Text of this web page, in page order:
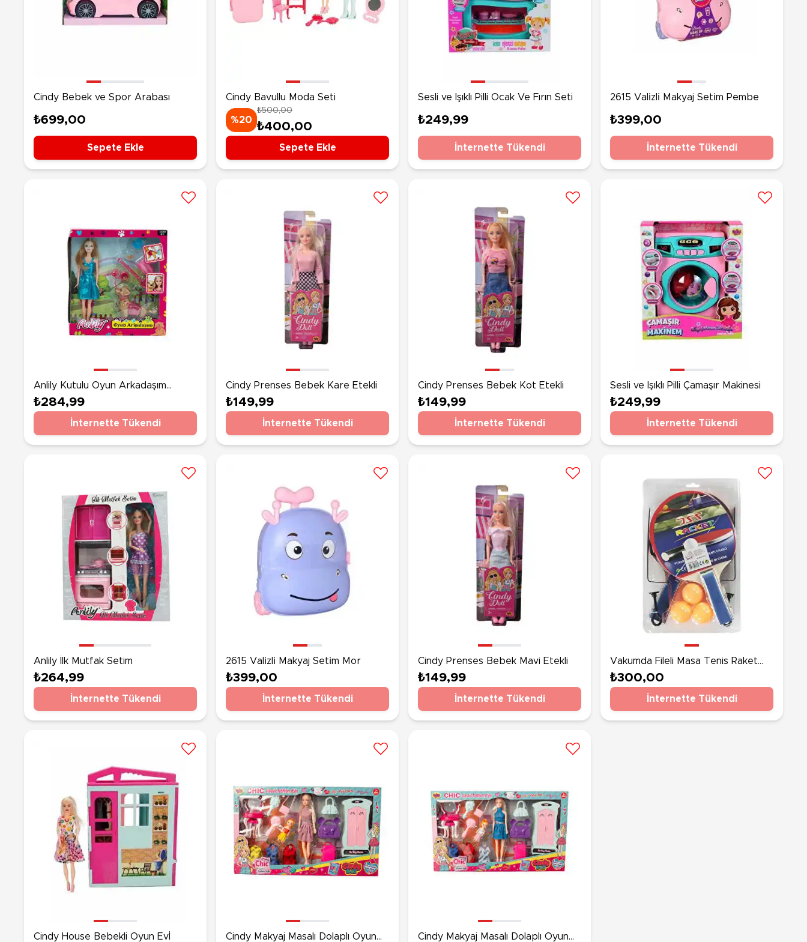
Cindy Bebek ve Spor Arabası
₺699,00
Sepete Ekle
Cindy Bavullu Moda Seti
%20
₺500,00
₺400,00
Sepete Ekle
Sesli ve Işıklı Pilli Ocak Ve Fırın Seti
₺249,99
İnternette Tükendi
2615 Vali̇zli̇ Makyaj Seti̇m Pembe
₺399,00
İnternette Tükendi
Anlily Kutulu Oyun Arkadaşım
Köpek Mavi̇ Elbiseli
₺284,99
İnternette Tükendi
Cindy Prenses Bebek Kare Etekli
₺149,99
İnternette Tükendi
Cindy Prenses Bebek Kot Etekli
₺149,99
İnternette Tükendi
Sesli ve Işıklı Pilli Çamaşır Makinesi
₺249,99
İnternette Tükendi
Anlily İlk Mutfak Setim
₺264,99
İnternette Tükendi
2615 Vali̇zli̇ Makyaj Seti̇m Mor
₺399,00
İnternette Tükendi
Cindy Prenses Bebek Mavi Etekli
₺149,99
İnternette Tükendi
Vakumda Fileli Masa Tenis Raket
Seti
₺300,00
İnternette Tükendi
Cindy House Bebekli Oyun Evİ
Cindy Makyaj Masalı Dolaplı Oyun
Cindy Makyaj Masalı Dolaplı Oyun